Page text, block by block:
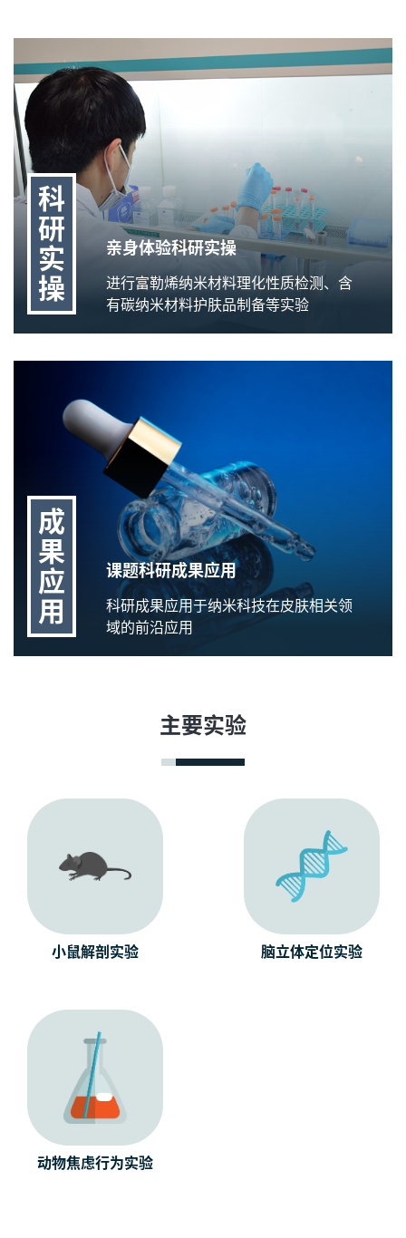
科
研
实
操
亲身体验科研实操
进行富勒烯纳米材料理化性质检测、含
有碳纳米材料护肤品制备等实验
成
果
应
用
课题科研成果应用
科研成果应用于纳米科技在皮肤相关领
域的前沿应用
主要实验
小鼠解剖实验 脑立体定位实验
动物焦虑行为实验